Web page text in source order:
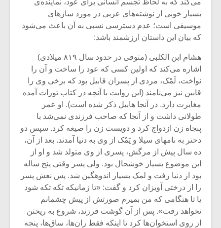
می‌کند که به لحاظ تجسم انسانی برای عود، نماینده‌ی
بسیار خوبی از نوشته‌های عربی در مورد سازهای
موسیقی است؛ عدم دسترسی نسبی به آن باعث می‌شود
که بیان این داستان ارزشمند باشد:
هشام ابن الکلبی (متوفی در حدود سال ۸۱۹ میلادی)
اشاره می‌کند که اولین کسی که عود را ساخت و آن را
نواخت، لَمْک، مردی از پسران قابیل بود که برخی وی را
قابین نیز می‌نامند (این روایت با آنچه در کتاب تورات آمده
مغایرت دارد. در آنجا هابیل ذکر شده است). او عمر
طولانی داشت و از آنجا که صاحب فرزندی نمی‌شد با
پنجاه زن ازدواج کرد و دویست زن را صیغه کرد. سپس دو
دختر به نامهای سیلا و یَمْک از وی به دنیا آمدند. بعد از آن،
ده سال پیش از مرگش، پسری از وی متولد شد و او از
این موضوع بسیار خوشحال بود. ولی پسر وقتی پنج ساله
بود از دنیا رفت و لمک بسیار اندوهگین شد. پس نعش پسر
را از درختی آویزان کرد و گفت: «تا زمانیکه تکه تکه شود
یا تا هنگامی که من بمیرم صورتش از پیش چشمانم
نخواهد رفت». پس از آن گوشت فرزند، شروع به ریختن
از روی استخوان‌ها کرد تا اینکه فقط ران‌ها، ساق‌ها، پنجه
متن فیلم «متری
مشهورترین باشی،
بدنام ترین باش
برگزار